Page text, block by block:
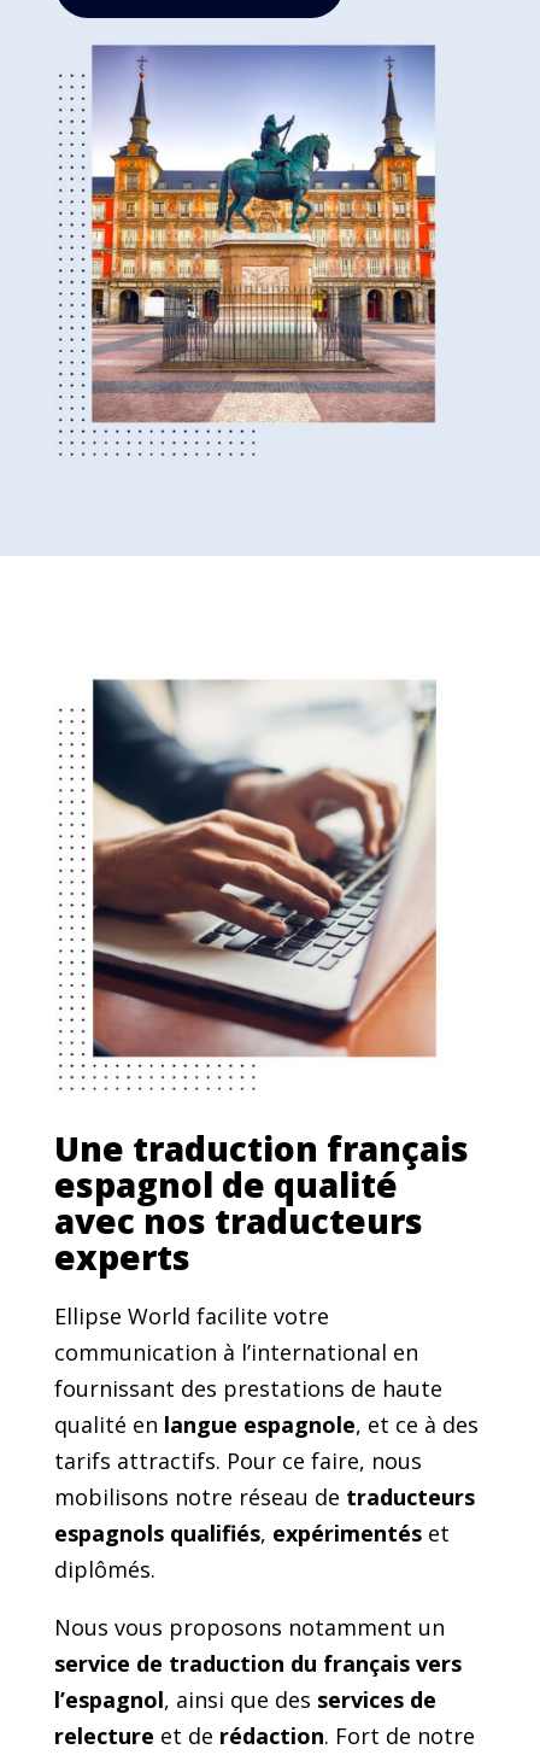
Une traduction français
espagnol de qualité
avec nos traducteurs
experts
Ellipse World facilite votre
communication à l’international en
fournissant des prestations de haute
qualité en langue espagnole, et ce à des
tarifs attractifs. Pour ce faire, nous
mobilisons notre réseau de traducteurs
espagnols qualifiés, expérimentéset
diplômés.
Nous vous proposons notamment un
service de traduction du français vers
l’espagnol, ainsi que des services de
relecture et de rédaction. Fort de notre